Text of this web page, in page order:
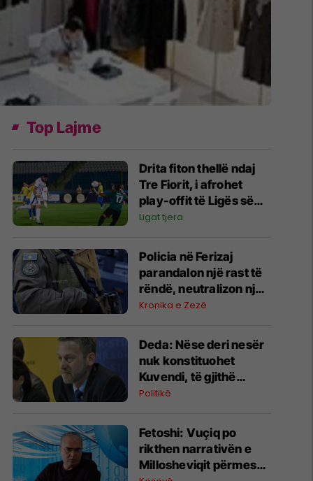
Top Lajme
Drita fiton thellë ndaj
Tre Fiorit, i afrohet
play-offit të Ligës së
Konferencës
Ligat tjera
Policia në Ferizaj
parandalon një rast të
rëndë, neutralizon një
31-vjeçar me armë
Kronika e Zezë
Deda: Nëse deri nesër
nuk konstituohet
Kuvendi, të gjithë
deputetët do të bëjnë
kushtetuese
Politikë
Fetoshi: Vuçiq po
rikthen narrativën e
Millosheviqit përmes